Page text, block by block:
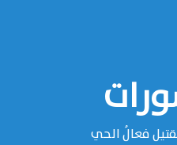
فعالُ الحي